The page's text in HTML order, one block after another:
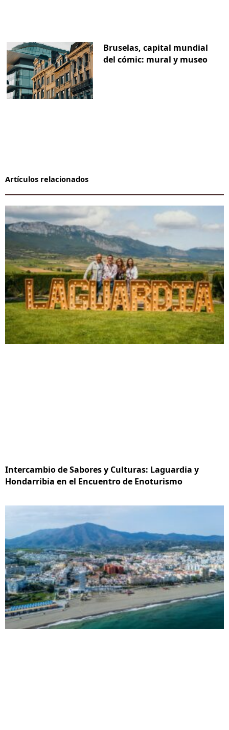
Bruselas, capital mundial
del cómic: mural y museo
Artículos relacionados
Intercambio de Sabores y Culturas: Laguardia y
Hondarribia en el Encuentro de Enoturismo